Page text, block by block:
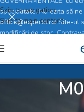
Skip to navigation
Skip to main content
specialitate. Nu ezita să
office@expertit.ro! Site-ul
modificări de stoc.
rambursa în totalitate.